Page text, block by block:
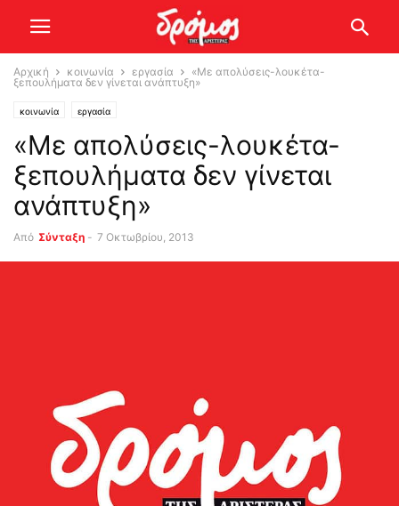
Αρχική κοινωνία εργασία
«Με απολύσεις-λουκέτα-
ξεπουλήματα δεν γίνεται ανάπτυξη»
κοινωνία εργασία
«Με απολύσεις-λουκέτα-
ξεπουλήματα δεν γίνεται
ανάπτυξη»
Από Σύνταξη - 7 Οκτωβρίου, 2013